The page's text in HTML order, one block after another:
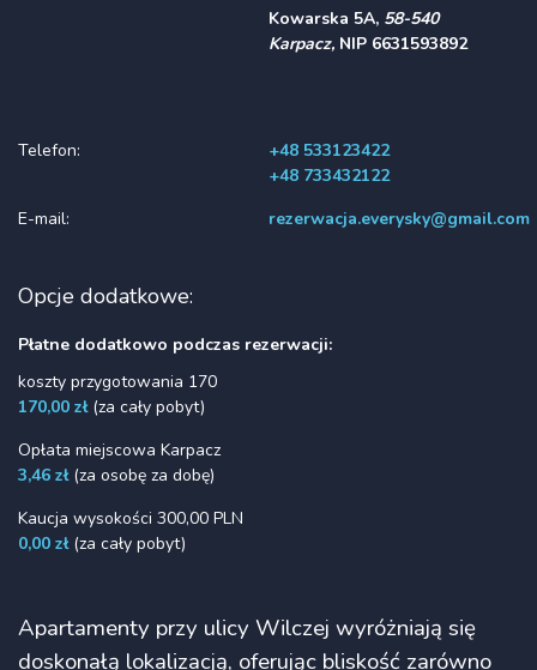
Kowarska 5A, 58-540
Karpacz, NIP 6631593892
Telefon:
+48 533123422
+48 733432122
E-mail:
rezerwacja.everysky@gmail.com
Opcje dodatkowe:
Płatne dodatkowo podczas rezerwacji:
koszty przygotowania 170
170,00 zł(za cały pobyt)
Opłata miejscowa Karpacz
3,46 zł(za osobę za dobę)
Kaucja wysokości 300,00 PLN
0,00 zł(za cały pobyt)
Apartamenty przy ulicy Wilczej wyróżniają się
doskonałą lokalizacją, oferując bliskość zarówno